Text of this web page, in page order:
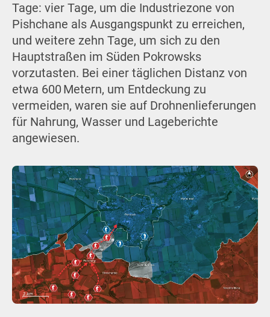
Tage: vier Tage, um die Industriezone von
Pishchane als Ausgangspunkt zu erreichen,
und weitere zehn Tage, um sich zu den
Hauptstraßen im Süden Pokrowsks
vorzutasten. Bei einer täglichen Distanz von
etwa 600 Metern, um Entdeckung zu
vermeiden, waren sie auf Drohnenlieferungen
für Nahrung, Wasser und Lageberichte
angewiesen.